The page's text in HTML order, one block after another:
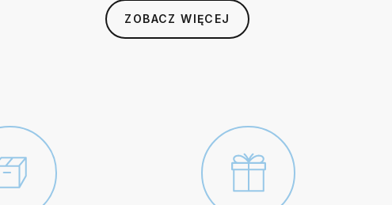
may
product
page
ZOBACZ WIĘCEJ